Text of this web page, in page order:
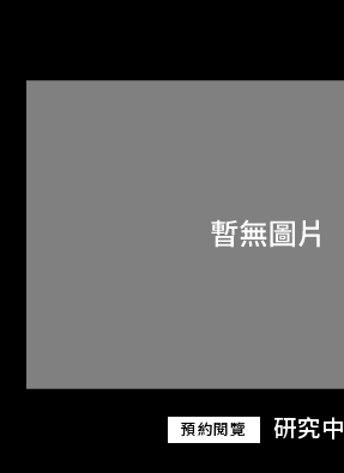
預約閱覽 研究
關於M+藏品
探索世界頂級的二十及二十